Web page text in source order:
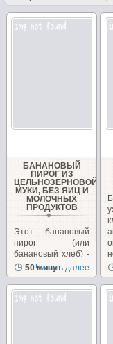
БАНАНОВЫЙ
ПИРОГ ИЗ
ЦЕЛЬНОЗЕРНОВОЙ
МУКИ, БЕЗ ЯИЦ И
МОЛОЧНЫХ
ПРОДУКТОВ
Этот банановый
пирог (или
банановый хлеб) -
довольно
популярный
десерт в Индии....
50 минут
Читать далее